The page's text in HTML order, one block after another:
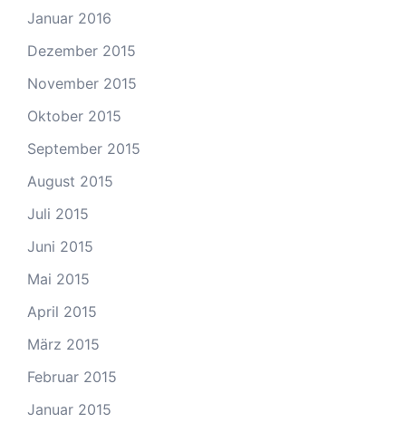
Januar 2016
Dezember 2015
November 2015
Oktober 2015
September 2015
August 2015
Juli 2015
Juni 2015
Mai 2015
April 2015
März 2015
Februar 2015
Januar 2015